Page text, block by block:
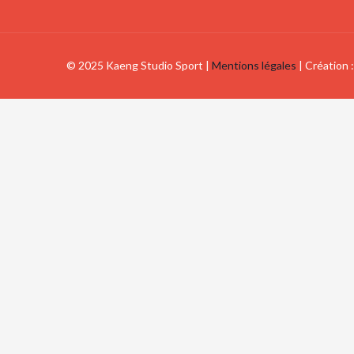
© 2025 Kaeng Studio Sport | Mentions légales | Création :